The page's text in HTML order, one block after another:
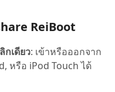
ReiBoot
กเดียว: เข้าหรือออกจาก
หรือ iPod Touch ได้